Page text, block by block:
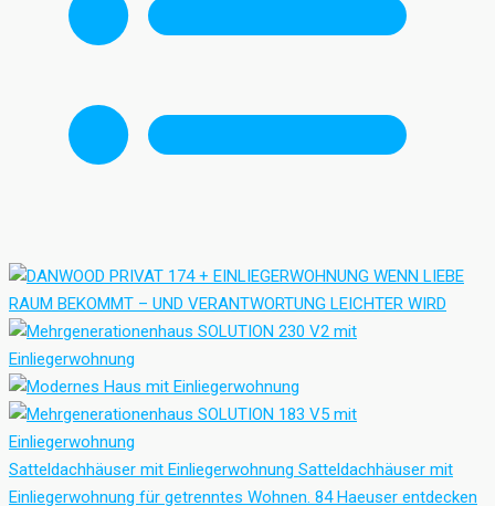
Satteldachhäuser mit Einliegerwohnung Satteldachhäuser mit
Einliegerwohnung für getrenntes Wohnen. 84 Haeuser entdecken